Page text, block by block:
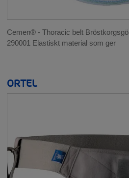
__SHOW
BRÖSTPROTESER
Cemen® - Thoracic belt
290001 Elastiskt material som ger
ORTEL